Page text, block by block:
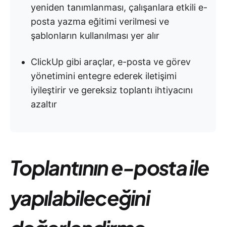
yeniden tanımlanması, çalışanlara etkili e-
posta yazma eğitimi verilmesi ve
şablonların kullanılması yer alır
ClickUp gibi araçlar, e-posta ve görev
yönetimini entegre ederek iletişimi
iyileştirir ve gereksiz toplantı ihtiyacını
azaltır
Toplantının e-posta ile
yapılabileceğini